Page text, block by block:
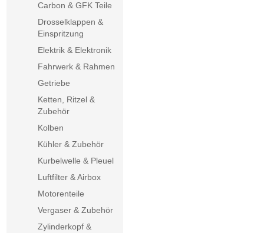
Carbon & GFK Teile
Drosselklappen &
Einspritzung
Elektrik & Elektronik
Fahrwerk & Rahmen
Getriebe
Ketten, Ritzel &
Zubehör
Kolben
Kühler & Zubehör
Kurbelwelle & Pleuel
Luftfilter & Airbox
Motorenteile
Vergaser & Zubehör
Zylinderkopf &